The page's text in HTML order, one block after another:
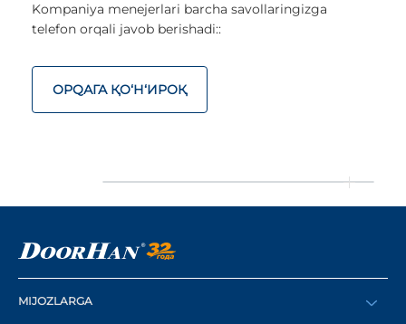
Kompaniya menejerlari barcha savollaringizga
telefon orqali javob berishadi::
ОРQАГА ҚO‘Н‘ИРОҚ
MIJOZLARGA